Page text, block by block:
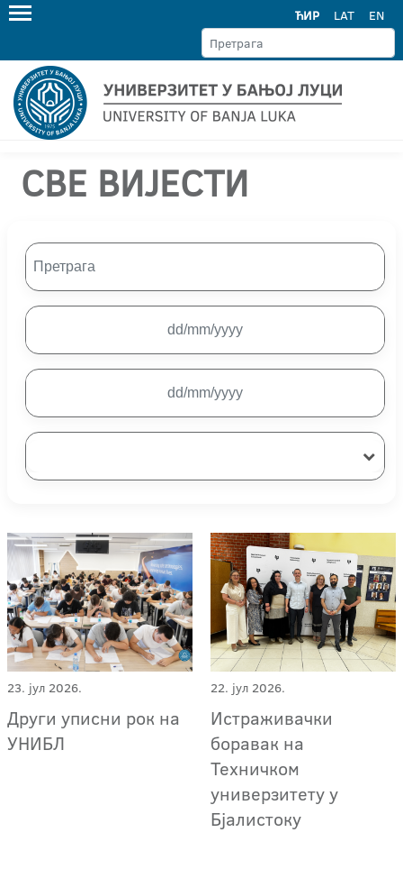
ЋИР LAT EN
СВЕ ВИЈЕСТИ
23. јул 2026.
Други уписни рок на
УНИБЛ
22. јул 2026.
Истраживачки
боравак на
Техничком
универзитету у
Бјалистоку